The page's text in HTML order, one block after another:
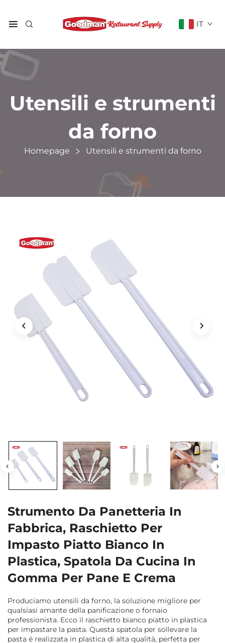
IT
Utensili e strumenti
da forno
Homepage Utensili e strumenti da forno
Strumento Da Panetteria In
Fabbrica, Raschietto Per
Impasto Piatto Bianco In
Plastica, Spatola Da Cucina In
Gomma Per Pane E Crema
Produciamo utensili da forno, la soluzione migliore per
qualsiasi amante della panificazione o fornaio
professionista. Ecco il raschietto bianco piatto in plastica
per impastare la pasta. Questa spatola per sollevare la
pasta è realizzata in plastica di alta qualità, perfetta per